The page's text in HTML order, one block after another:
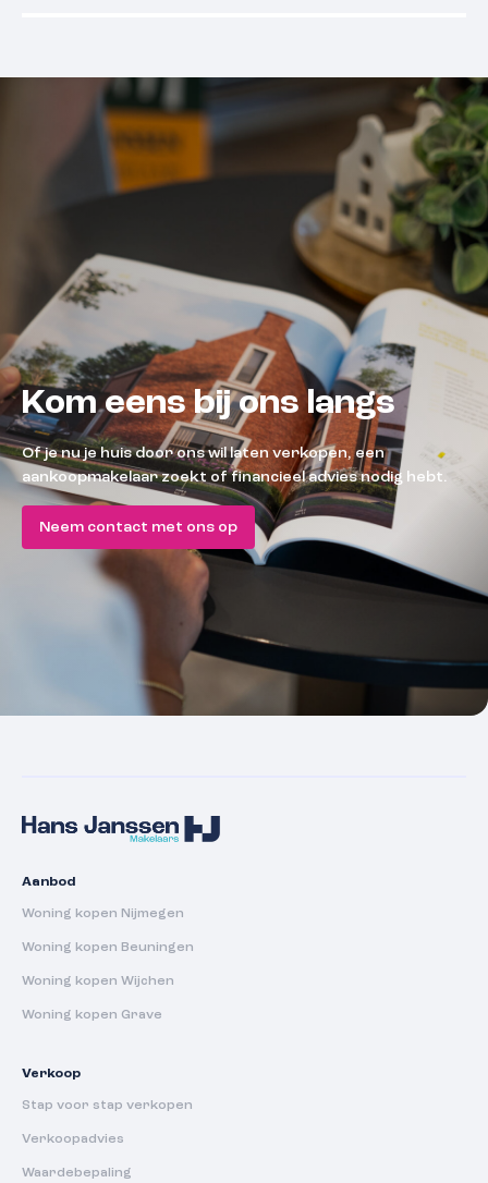
Kom eens bij ons langs
Of je nu je huis door ons wil laten verkopen, een
aankoopmakelaar zoekt of financieel advies nodig hebt.
Neem contact met ons op
Aanbod
Woning kopen Nijmegen
Woning kopen Beuningen
Woning kopen Wijchen
Woning kopen Grave
Verkoop
Stap voor stap verkopen
Verkoopadvies
Waardebepaling